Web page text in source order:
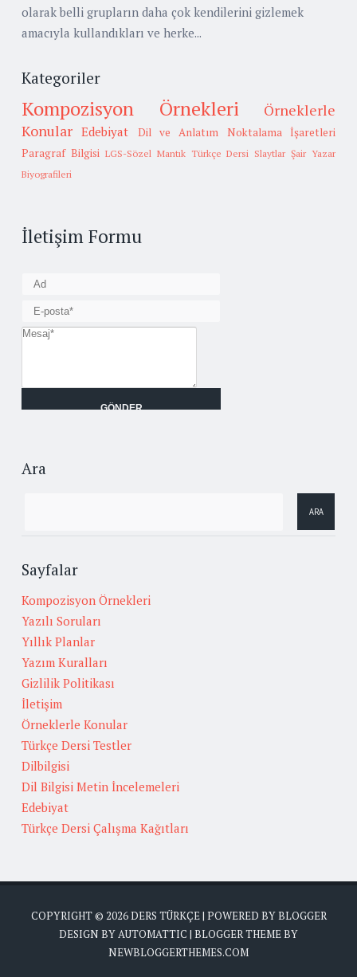
olarak belli grupların daha çok kendilerini gizlemek
amacıyla kullandıkları ve herke...
Kategoriler
Kompozisyon Örnekleri
Örneklerle
Konular Edebiyat Dil ve Anlatım
Noktalama İşaretleri
Paragraf Bilgisi LGS-Sözel Mantık Türkçe Dersi Slaytlar Şair Yazar
Biyografileri
İletişim Formu
Ara
Sayfalar
Kompozisyon Örnekleri
Yazılı Soruları
Yıllık Planlar
Yazım Kuralları
Gizlilik Politikası
İletişim
Örneklerle Konular
Türkçe Dersi Testler
Dilbilgisi
Dil Bilgisi Metin İncelemeleri
Edebiyat
Türkçe Dersi Çalışma Kağıtları
COPYRIGHT © 2026DERS TÜRKÇE| POWERED BYBLOGGER
DESIGN BYAUTOMATTIC | BLOGGER THEME BY
NEWBLOGGERTHEMES.COM